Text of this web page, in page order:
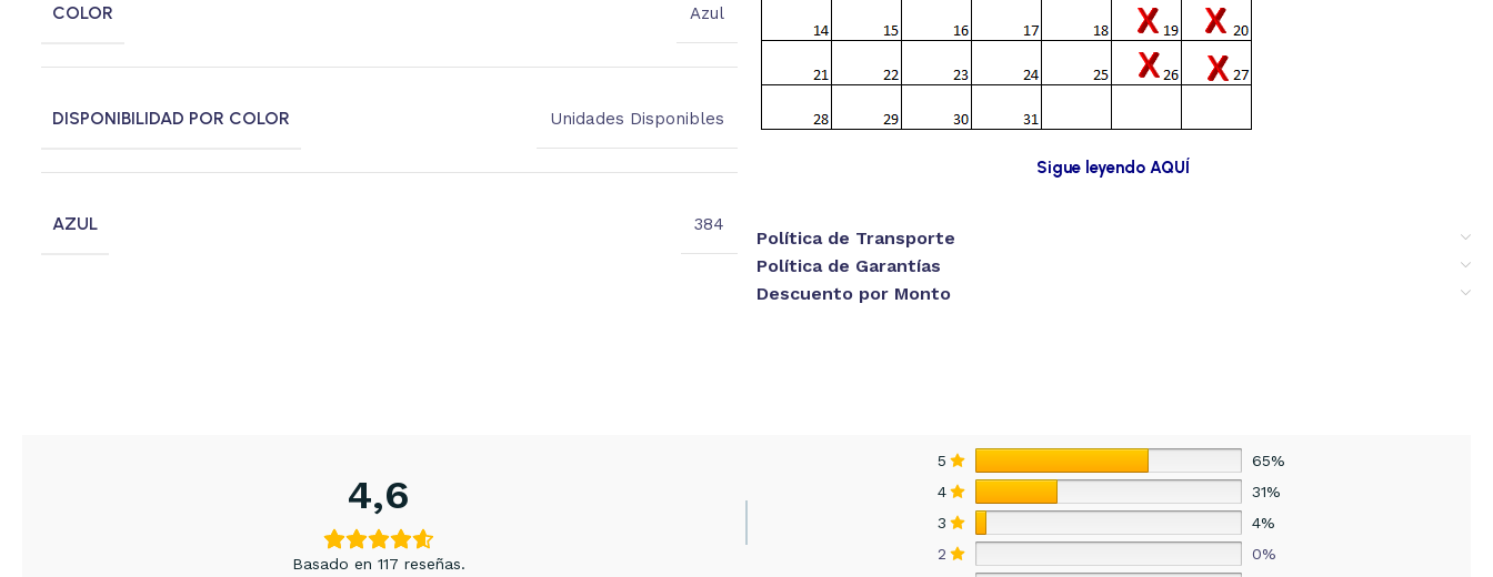
COLOR Azul
DISPONIBILIDAD POR COLOR Unidades Disponibles
AZUL 384
Sigue leyendo AQUÍ
Política de Transporte
Política de Garantías
Descuento por Monto
4,6
Basado en 117 reseñas.
5
65%
4
31%
3
4%
2
0%